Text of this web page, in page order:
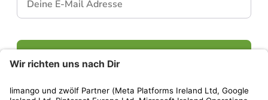
Weiter